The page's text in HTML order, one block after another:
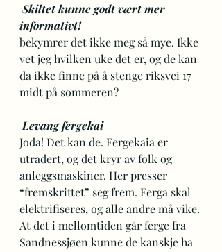
Skiltet kunne godt vært mer
informativt!
bekymrer det ikke meg så mye. Ikke
vet jeg hvilken uke det er, og de kan
da ikke finne på å stenge riksvei 17
midt på sommeren?
Levang fergekai
Joda! Det kan de. Fergekaia er
utradert, og det kryr av folk og
anleggsmaskiner. Her presser
“fremskrittet” seg frem. Ferga skal
elektrifiseres, og alle andre må vike.
At det i mellomtiden går ferge fra
Sandnessjøen kunne de kanskje ha